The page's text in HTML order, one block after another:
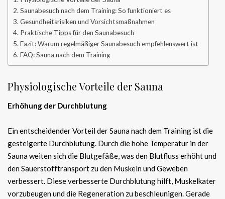
Saunabesuch nach dem Training: So funktioniert es
Gesundheitsrisiken und Vorsichtsmaßnahmen
Praktische Tipps für den Saunabesuch
Fazit: Warum regelmäßiger Saunabesuch empfehlenswert ist
FAQ: Sauna nach dem Training
Physiologische Vorteile der Sauna
Erhöhung der Durchblutung
Ein entscheidender Vorteil der Sauna nach dem Training ist die
gesteigerte Durchblutung. Durch die hohe Temperatur in der
Sauna weiten sich die Blutgefäße, was den Blutfluss erhöht und
den Sauerstofftransport zu den Muskeln und Geweben
verbessert. Diese verbesserte Durchblutung hilft, Muskelkater
vorzubeugen und die Regeneration zu beschleunigen. Gerade